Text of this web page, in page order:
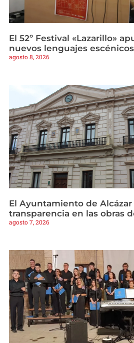
El 52º Festival «Lazarillo»
nuevos lenguajes
agosto 8, 2026
El Ayuntamiento de Alcázar
transparencia en las obras
agosto 7, 2026